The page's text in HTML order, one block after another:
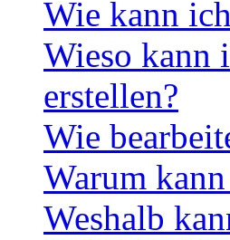
Wie kann
Wieso kann
erstellen?
Wie
Warum
Weshalb